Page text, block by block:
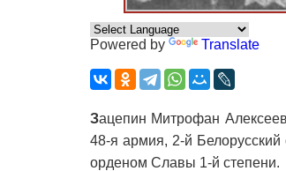
Powered by Translate
Зацепин Митрофан
48-я армия, 2-й
орденом Славы 1-й степени.